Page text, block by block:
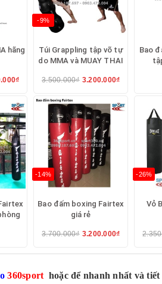
hãng
-9%
Túi Grappling tập võ tự
do MMA và MUAY THAI
3.500.000₫ 3.200.000₫
Bao
-14%
Bao đấm boxing Fairtex
giá rẻ
3.700.000₫ 3.200.000₫
-26%
Vỏ
360sport hoặc để nhanh nhất và